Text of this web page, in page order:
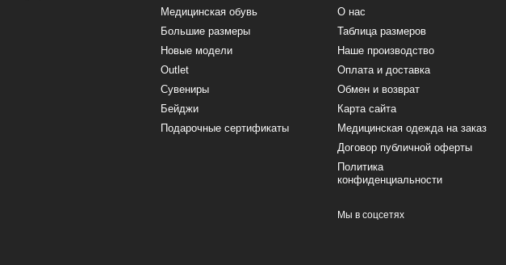
Медицинская обувь
Большие размеры
Новые модели
Outlet
Сувениры
Бейджи
Подарочные сертификаты
О нас
Таблица размеров
Наше производство
Оплата и доставка
Обмен и возврат
Карта сайта
Медицинская одежда на заказ
Договор публичной оферты
Политика
конфиденциальности
Мы в соцсетях